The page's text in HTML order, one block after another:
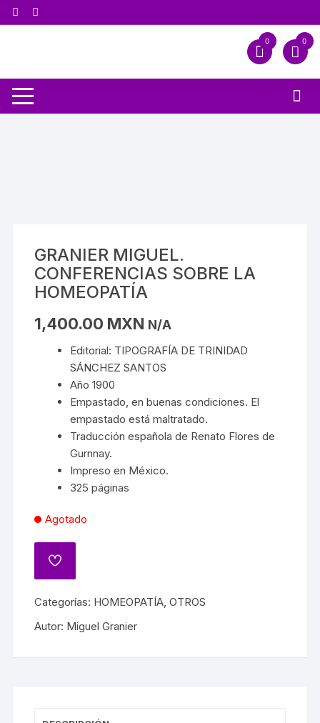
0 0
GRANIER MIGUEL.
CONFERENCIAS SOBRE LA
HOMEOPATÍA
1,400.00 MXN N/A
Editorial: TIPOGRAFÍA DE TRINIDAD
SÁNCHEZ SANTOS
Año 1900
Empastado, en buenas condiciones. El
empastado está maltratado.
Traducción española de Renato Flores de
Gurnnay.
Impreso en México.
325 páginas
Agotado
Categorías: HOMEOPATÍA,OTROS
Autor: Miguel Granier